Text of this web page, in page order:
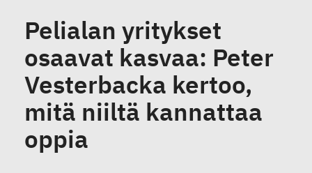
Pelialan yritykset
osaavat kasvaa: Peter
Vesterbacka kertoo,
mitä niiltä kannattaa
oppia